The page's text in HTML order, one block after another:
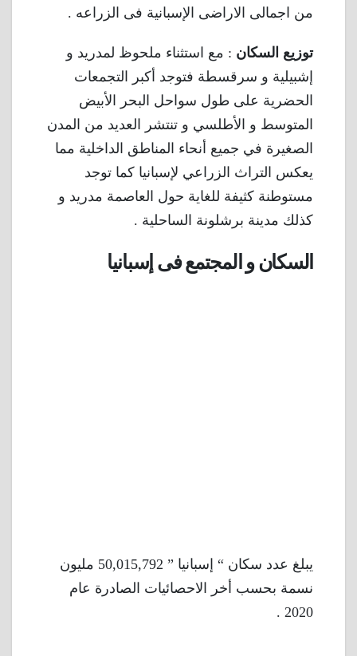
من اجمالى الاراضى الإسبانية فى الزراعه .
توزيع السكان : مع استثناء ملحوظ لمدريد و
إشبيلية و سرقسطة فتوجد أكبر التجمعات
الحضرية على طول سواحل البحر الأبيض
المتوسط و الأطلسي و تنتشر العديد من المدن
الصغيرة في جميع أنحاء المناطق الداخلية مما
يعكس التراث الزراعي لإسبانيا كما توجد
مستوطنة كثيفة للغاية حول العاصمة مدريد و
كذلك مدينة برشلونة الساحلية .
السكان و المجتمع فى إسبانيا
يبلغ عدد سكان “ إسبانيا ” 50,015,792 مليون
نسمة بحسب أخر الاحصائيات الصادرة عام
2020 .